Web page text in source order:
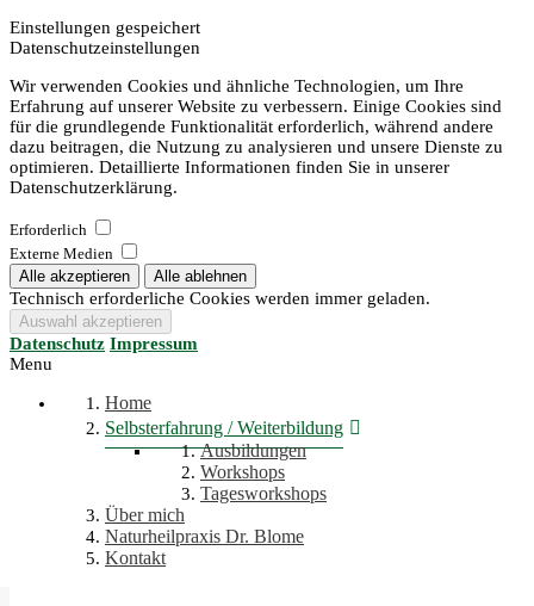
Einstellungen gespeichert
Datenschutzeinstellungen
Wir verwenden Cookies und ähnliche Technologien, um Ihre
Erfahrung auf unserer Website zu verbessern. Einige Cookies sind
für die grundlegende Funktionalität erforderlich, während andere
dazu beitragen, die Nutzung zu analysieren und unsere Dienste zu
optimieren. Detaillierte Informationen finden Sie in unserer
Datenschutzerklärung.
Erforderlich
Externe Medien
Technisch erforderliche Cookies werden immer geladen.
Datenschutz Impressum
Menu
Home
Selbsterfahrung / Weiterbildung
Ausbildungen
Workshops
Tagesworkshops
Über mich
Naturheilpraxis Dr. Blome
Kontakt